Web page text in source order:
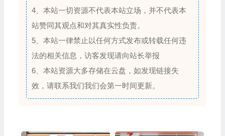
4、本站一切资源不代表本站立场，并不代表本
站赞同其观点和对其真实性负责。
5、本站一律禁止以任何方式发布或转载任何违
法的相关信息，访客发现请向站长举报
6、本站资源大多存储在云盘，如发现链接失
效，请联系我们我们会第一时间更新。